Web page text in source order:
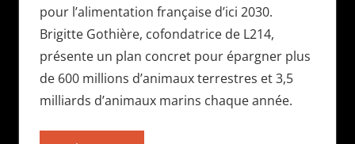
pour l’alimentation française d’ici 2030.
Brigitte Gothière, cofondatrice de L214,
présente un plan concret pour épargner plus
de 600 millions d’animaux terrestres et 3,5
milliards d’animaux marins chaque année.